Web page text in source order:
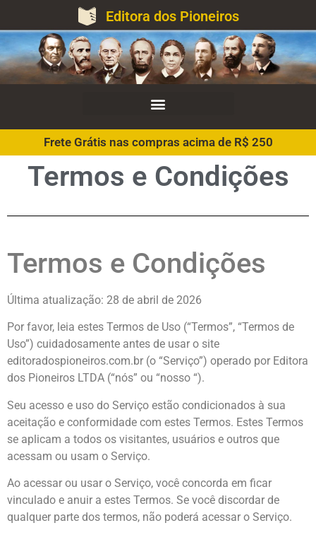
Editora dos Pioneiros
Frete Grátis nas compras acima de R$ 250
Termos e Condições
Termos e Condições
Última atualização: 28 de abril de 2026
Por favor, leia estes Termos de Uso (“Termos”, “Termos de
Uso”) cuidadosamente antes de usar o site
editoradospioneiros.com.br (o “Serviço”) operado por Editora
dos Pioneiros LTDA (“nós” ou “nosso “).
Seu acesso e uso do Serviço estão condicionados à sua
aceitação e conformidade com estes Termos. Estes Termos
se aplicam a todos os visitantes, usuários e outros que
acessam ou usam o Serviço.
Ao acessar ou usar o Serviço, você concorda em ficar
vinculado e anuir a estes Termos. Se você discordar de
qualquer parte dos termos, não poderá acessar o Serviço.